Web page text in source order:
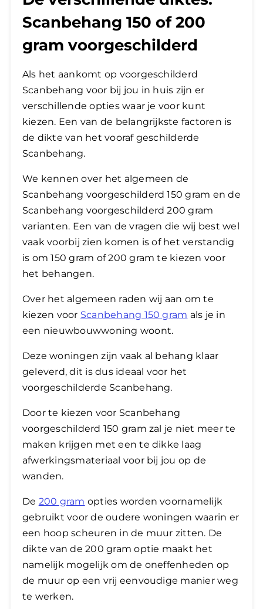
Scanbehang 150 of 200
gram voorgeschilderd
Als het aankomt op voorgeschilderd
Scanbehang voor bij jou in huis zijn er
verschillende opties waar je voor kunt
kiezen. Een van de belangrijkste factoren is
de dikte van het vooraf geschilderde
Scanbehang.
We kennen over het algemeen de
Scanbehang voorgeschilderd 150 gram en de
Scanbehang voorgeschilderd 200 gram
varianten. Een van de vragen die wij best wel
vaak voorbij zien komen is of het verstandig
is om 150 gram of 200 gram te kiezen voor
het behangen.
Over het algemeen raden wij aan om te
kiezen voor Scanbehang 150 gram als je in
een nieuwbouwwoning woont.
Deze woningen zijn vaak al behang klaar
geleverd, dit is dus ideaal voor het
voorgeschilderde Scanbehang.
Door te kiezen voor Scanbehang
voorgeschilderd 150 gram zal je niet meer te
maken krijgen met een te dikke laag
afwerkingsmateriaal voor bij jou op de
wanden.
De 200 gram opties worden voornamelijk
gebruikt voor de oudere woningen waarin er
een hoop scheuren in de muur zitten. De
dikte van de 200 gram optie maakt het
namelijk mogelijk om de oneffenheden op
de muur op een vrij eenvoudige manier weg
te werken.